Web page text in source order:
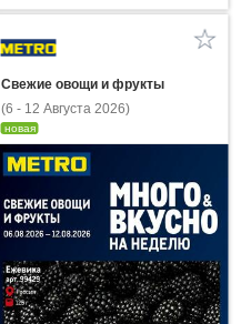
Свежие овощи и фрукты
(6 - 12 Августа 2026)
новая